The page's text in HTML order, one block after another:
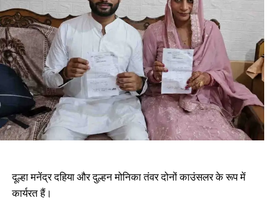
दूल्हा मनेंद्र दहिया और दुल्हन मोनिका तंवर दोनों काउंसलर के रूप में
कार्यरत हैं।